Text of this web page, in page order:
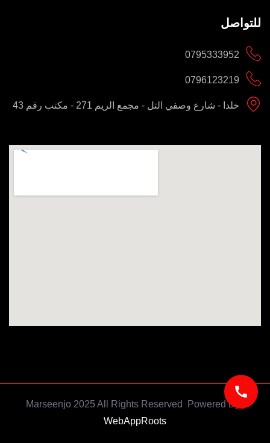
للتواصل
0795333952
0796123219
خلدا - شارع وصفي التل - مجمع الريم 271 - مكتب رقم 43
Marseenjo 2025 All Rights Reserved Powered By |
WebAppRoots